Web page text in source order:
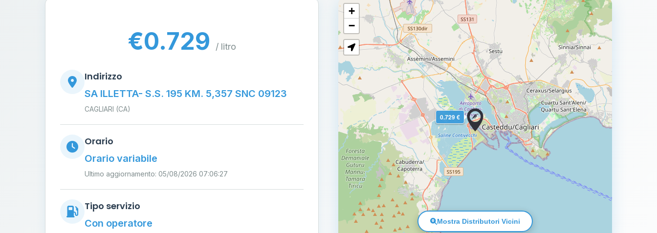
€0.729 / litro
Indirizzo
SA ILLETTA- S.S. 195 KM. 5,357 SNC 09123
CAGLIARI (CA)
Orario
Orario variabile
Ultimo aggiornamento: 05/08/2026 07:06:27
Tipo servizio
Con operatore
0.729 €
+
−
Mostra Distributori Vicini